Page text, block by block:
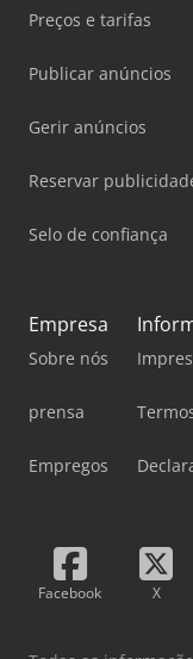
Preços e tarifas
Publicar anúncios
Gerir anúncios
Reservar
Selo de confiança
Empresa
Sobre nós
prensa
Empregos
Facebook X